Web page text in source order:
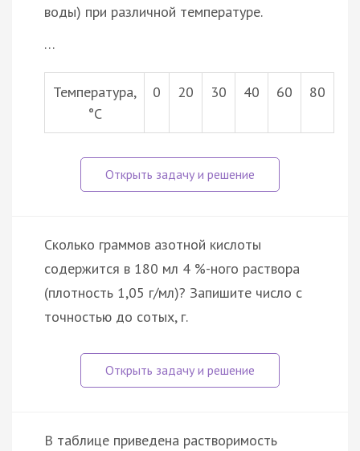
воды) при различной температуре.
…
Температура,
°С
0 20 30 40 60 80
Сколько граммов азотной кислоты
содержится в 180 мл 4 %-ного раствора
(плотность 1,05 г/мл)? Запишите число с
точностью до сотых, г.
В таблице приведена растворимость